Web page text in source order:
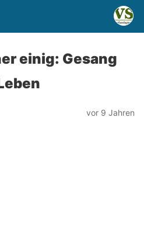
einig: Gesang
vor 9 Jahren